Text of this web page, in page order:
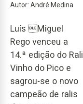
Autor: André Medina
Luís Miguel
Rego venceu a
14.ª edição do Rali
Vinho do Pico e
sagrou-se o novo
campeão de ralis